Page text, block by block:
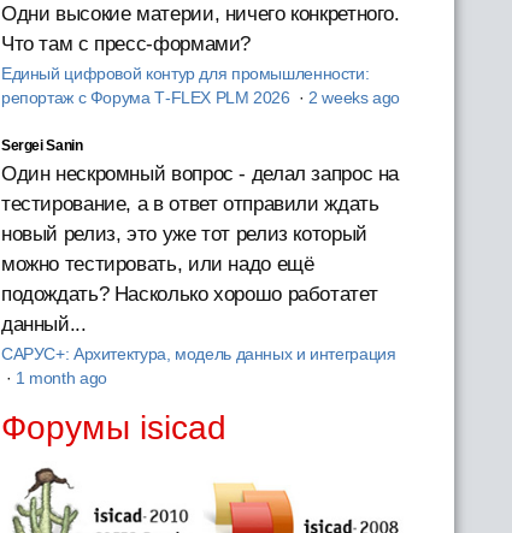
Одни высокие материи, ничего конкретного.
Что там с пресс-формами?
Единый цифровой контур для промышленности:
репортаж с Форума T‑FLEX PLM 2026 · 2 weeks ago
Sergei Sanin
Один нескромный вопрос - делал запрос на
тестирование, а в ответ отправили ждать
новый релиз, это уже тот релиз который
можно тестировать, или надо ещё
подождать? Насколько хорошо работатет
данный...
САРУС+: Архитектура, модель данных и интеграция
· 1 month ago
Форумы isicad